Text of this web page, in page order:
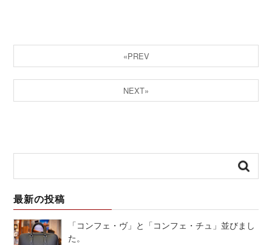
«PREV
NEXT»
最新の投稿
「コンフェ・ヴ」と「コンフェ・チュ」並びまし
た。